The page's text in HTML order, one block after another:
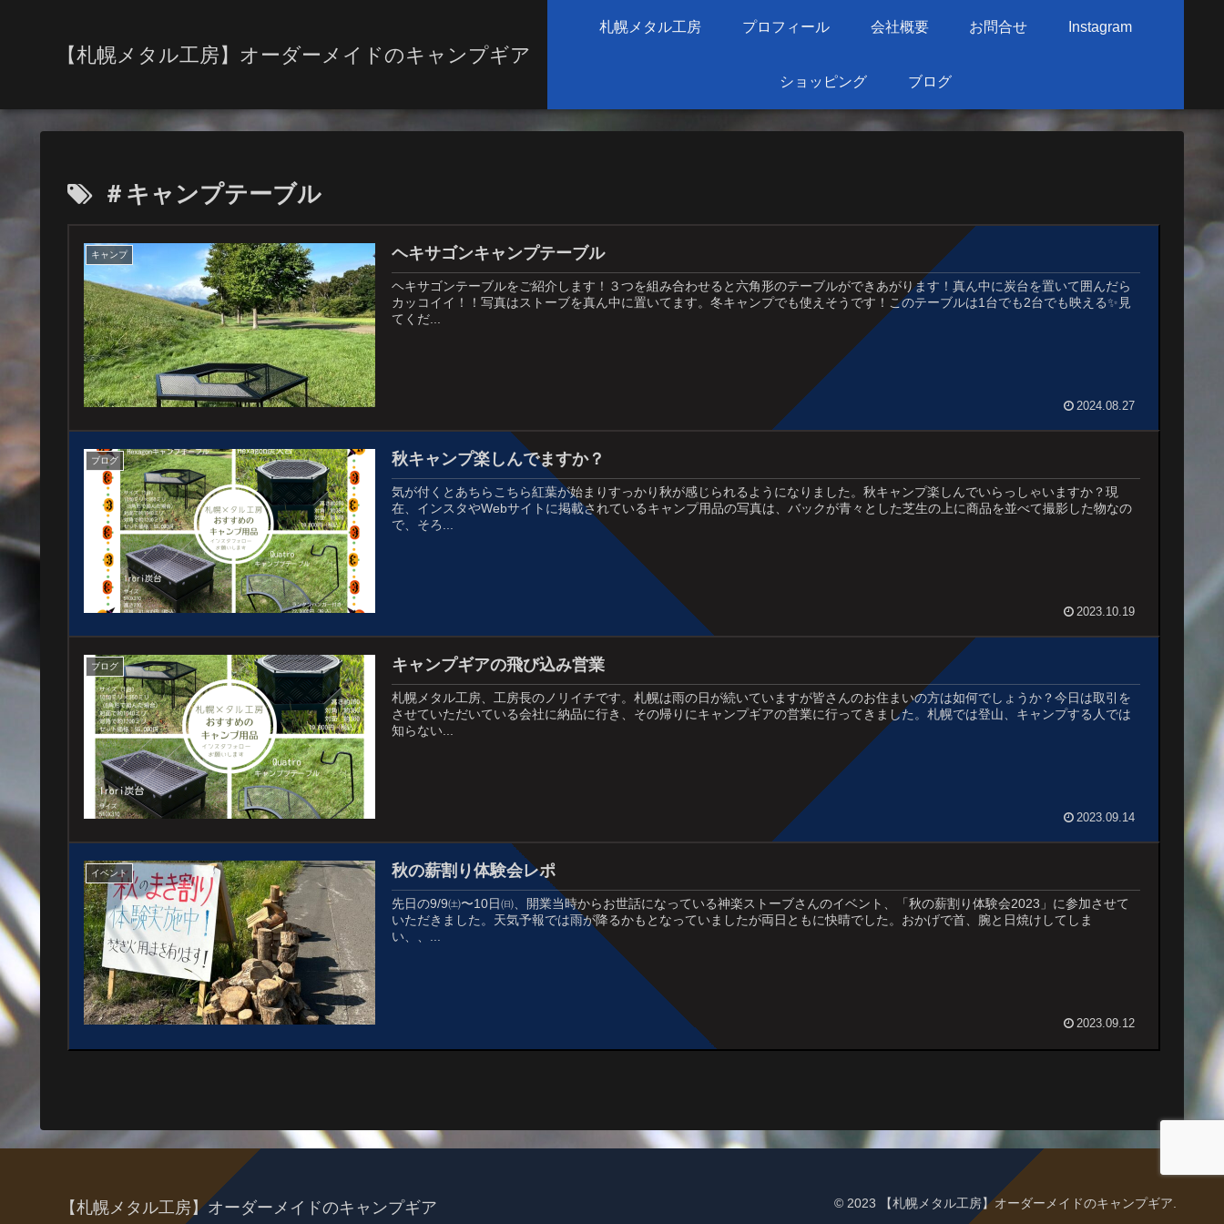
【札幌メタル工房】オーダーメイドのキャンプギア
札幌メタル工房 プロフィール 会社概要 お問合せ Instagram
ショッピング ブログ
＃キャンプテーブル
キャンプ ヘキサゴンキャンプテーブル
ヘキサゴンテーブルをご紹介します！３つを組み合わせると六角形のテーブルができあがります！真ん中に炭台を置いて囲んだら
カッコイイ！！写真はストーブを真ん中に置いてます。冬キャンプでも使えそうです！このテーブルは1台でも2台でも映える✨見
てくだ...
2024.08.27
ブログ 秋キャンプ楽しんでますか？
気が付くとあちらこちら紅葉が始まりすっかり秋が感じられるようになりました。秋キャンプ楽しんでいらっしゃいますか？現
在、インスタやWebサイトに掲載されているキャンプ用品の写真は、バックが青々とした芝生の上に商品を並べて撮影した物なの
で、そろ...
2023.10.19
ブログ キャンプギアの飛び込み営業
札幌メタル工房、工房長のノリイチです。札幌は雨の日が続いていますが皆さんのお住まいの方は如何でしょうか？今日は取引を
させていただいている会社に納品に行き、その帰りにキャンプギアの営業に行ってきました。札幌では登山、キャンプする人では
知らない...
2023.09.14
イベント 秋の薪割り体験会レポ
先日の9/9㈯〜10日㈰、開業当時からお世話になっている神楽ストーブさんのイベント、「秋の薪割り体験会2023」に参加させて
いただきました。天気予報では雨が降るかもとなっていましたが両日ともに快晴でした。おかげで首、腕と日焼けしてしま
い、、...
2023.09.12
【札幌メタル工房】オーダーメイドのキャンプギア © 2023 【札幌メタル工房】オーダーメイドのキャンプギア.